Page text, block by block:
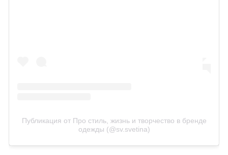
Публикация от Про стиль, жизнь и творчество в бренде
одежды (@sv.svetina)